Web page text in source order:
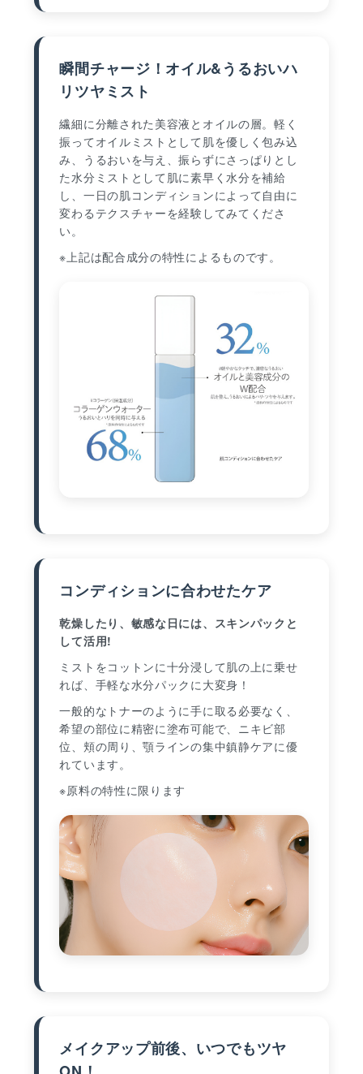
瞬間チャージ！オイル&うるおいハ
リツヤミスト
繊細に分離された美容液とオイルの層。軽く
振ってオイルミストとして肌を優しく包み込
み、うるおいを与え、振らずにさっぱりとし
た水分ミストとして肌に素早く水分を補給
し、一日の肌コンディションによって自由に
変わるテクスチャーを経験してみてくださ
い。
※上記は配合成分の特性によるものです。
コンディションに合わせたケア
乾燥したり、敏感な日には、スキンパックと
して活用!
ミストをコットンに十分浸して肌の上に乗せ
れば、手軽な水分パックに大変身！
一般的なトナーのように手に取る必要なく、
希望の部位に精密に塗布可能で、ニキビ部
位、頬の周り、顎ラインの集中鎮静ケアに優
れています。
※原料の特性に限ります
メイクアップ前後、いつでもツヤ